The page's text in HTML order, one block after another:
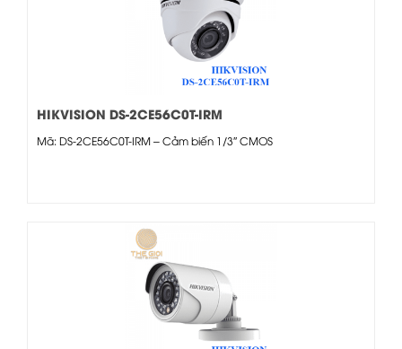
HIKVISION DS-2CE56C0T-IRM
Mã: DS-2CE56C0T-IRM – Cảm biến 1/3″ CMOS